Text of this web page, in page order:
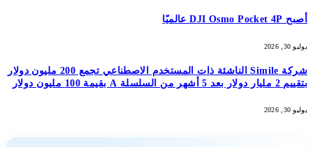
أصبح DJI Osmo Pocket 4P عالميًا
يوليو 30, 2026
شركة Simile الناشئة ذات المستخدم الاصطناعي تجمع 200 مليون دولار
بتقييم 2 مليار دولار بعد 5 أشهر من السلسلة A بقيمة 100 مليون دولار
يوليو 30, 2026